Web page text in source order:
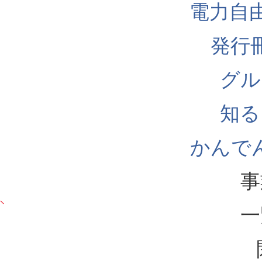
電力自
発行
グ
知
かんで